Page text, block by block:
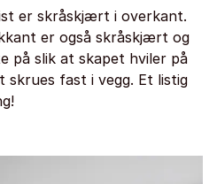
er skråskjært i overkant.
er også skråskjært og
på slik at skapet hviler på
skrues fast i vegg. Et listig